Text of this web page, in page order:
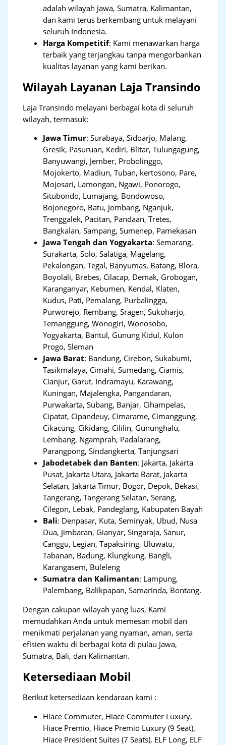
adalah wilayah Jawa, Sumatra, Kalimantan,
dan kami terus berkembang untuk melayani
seluruh Indonesia.
Harga Kompetitif: Kami menawarkan harga
terbaik yang terjangkau tanpa mengorbankan
kualitas layanan yang kami berikan.
Wilayah Layanan Laja Transindo
Laja Transindo melayani berbagai kota di seluruh
wilayah, termasuk:
Jawa Timur:Surabaya, Sidoarjo, Malang,
Gresik, Pasuruan, Kediri, Blitar, Tulungagung,
Banyuwangi, Jember, Probolinggo,
Mojokerto, Madiun, Tuban, kertosono, Pare,
Mojosari, Lamongan, Ngawi, Ponorogo,
Situbondo, Lumajang, Bondowoso,
Bojonegoro, Batu, Jombang, Nganjuk,
Trenggalek, Pacitan, Pandaan, Tretes,
Bangkalan, Sampang, Sumenep, Pamekasan
Jawa Tengah dan Yogyakarta:Semarang,
Surakarta, Solo, Salatiga, Magelang,
Pekalongan, Tegal, Banyumas, Batang, Blora,
Boyolali, Brebes, Cilacap, Demak, Grobogan,
Karanganyar, Kebumen, Kendal, Klaten,
Kudus, Pati, Pemalang, Purbalingga,
Purworejo, Rembang, Sragen, Sukoharjo,
Temanggung, Wonogiri, Wonosobo,
Yogyakarta, Bantul, Gunung Kidul, Kulon
Progo, Sleman
Jawa Barat: Bandung, Cirebon, Sukabumi,
Tasikmalaya, Cimahi, Sumedang, Ciamis,
Cianjur, Garut, Indramayu, Karawang,
Kuningan, Majalengka, Pangandaran,
Purwakarta, Subang, Banjar, Cihampelas,
Cipatat, Cipandeuy, Cimarame, Cimanggung,
Cikacung, Cikidang, Cililin, Gununghalu,
Lembang, Ngamprah, Padalarang,
Parangpong, Sindangkerta, Tanjungsari
Jabodetabek dan Banten: Jakarta, Jakarta
Pusat, Jakarta Utara, Jakarta Barat, Jakarta
Selatan, Jakarta Timur, Bogor, Depok, Bekasi,
Tangerang,Tangerang Selatan, Serang,
Cilegon, Lebak, Pandeglang, Kabupaten Bayah
Bali: Denpasar, Kuta, Seminyak, Ubud, Nusa
Dua, Jimbaran, Gianyar, Singaraja, Sanur,
Canggu, Legian, Tapaksiring, Uluwatu,
Tabanan, Badung, Klungkung, Bangli,
Karangasem, Buleleng
Sumatra dan Kalimantan: Lampung,
Palembang, Balikpapan, Samarinda, Bontang.
Dengan cakupan wilayah yang luas, Kami
memudahkan Anda untuk memesan mobil dan
menikmati perjalanan yang nyaman, aman, serta
efisien waktu di berbagai kota di pulau Jawa,
Sumatra, Bali, dan Kalimantan.
Ketersediaan Mobil
Berikut ketersediaan kendaraan kami :
Hiace Commuter, Hiace Commuter Luxury,
Hiace Premio, Hiace Premio Luxury (9 Seat),
Hiace President Suites (7 Seats), ELF Long, ELF